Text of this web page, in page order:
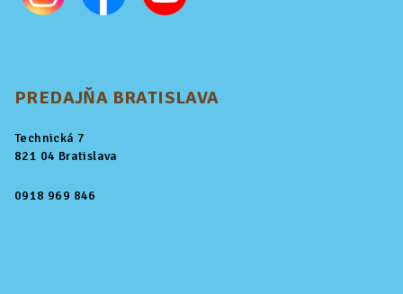
PREDAJŇA BRATISLAVA
Technická 7
821 04 Bratislava
0918 969 846